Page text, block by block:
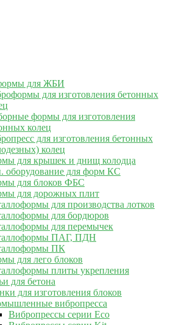
для ЖБИ
для изготовления бетонных
формы для изготовления
колец
для изготовления бетонных
колец
для крышек и днищ колодца
оборудование для форм КС
для блоков ФБС
для дорожных плит
для производства лотков
для бордюров
для перемычек
ПАГ, ПДН
ПК
для лего блоков
плиты укрепления
для бетона
для изготовления блоков
вибропресса
Вибропрессы серии Eco